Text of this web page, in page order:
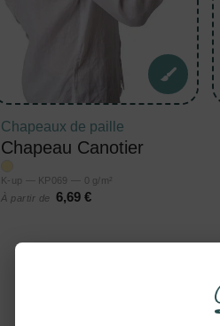
Chapeaux de paille
Chapeau Canotier
K-up — KP069 — 0 g/m²
À partir de
6,69 €